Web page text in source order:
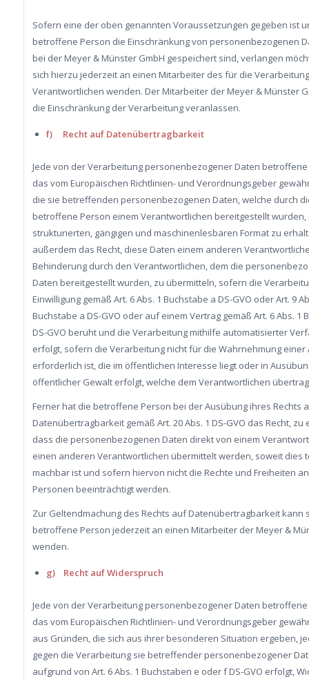
Sofern eine der oben genannten Voraussetzungen gegeben ist
betroffene Person die Einschränkung von personenbezogenen
bei der Meyer & Münster GmbH gespeichert sind, verlangen
sich hierzu jederzeit an einen Mitarbeiter des für die Verarbeitung
Verantwortlichen wenden. Der Mitarbeiter der Meyer & Münster
die Einschränkung der Verarbeitung veranlassen.
f) Recht auf Datenübertragbarkeit
Jede von der Verarbeitung personenbezogener Daten
das vom Europäischen Richtlinien- und Verordnungsgeber
die sie betreffenden personenbezogenen Daten, welche durch
betroffene Person einem Verantwortlichen bereitgestellt wurden,
strukturierten, gängigen und maschinenlesbaren Format zu
außerdem das Recht, diese Daten einem anderen
Behinderung durch den Verantwortlichen, dem die
Daten bereitgestellt wurden, zu übermitteln, sofern die
Einwilligung gemäß Art. 6 Abs. 1 Buchstabe a DS-GVO oder Art. 9
Buchstabe a DS-GVO oder auf einem Vertrag gemäß Art. 6 Abs. 1
DS-GVO beruht und die Verarbeitung mithilfe automatisierter
erfolgt, sofern die Verarbeitung nicht für die Wahrnehmung einer
erforderlich ist, die im öffentlichen Interesse liegt oder in
öffentlicher Gewalt erfolgt, welche dem Verantwortlichen
Ferner hat die betroffene Person bei der Ausübung ihres Rechts
Datenübertragbarkeit gemäß Art. 20 Abs. 1 DS-GVO das Recht, zu
dass die personenbezogenen Daten direkt von einem
einen anderen Verantwortlichen übermittelt werden, soweit dies
machbar ist und sofern hiervon nicht die Rechte und Freiheiten
Personen beeinträchtigt werden.
Zur Geltendmachung des Rechts auf Datenübertragbarkeit kann
betroffene Person jederzeit an einen Mitarbeiter der Meyer &
wenden.
g) Recht auf Widerspruch
Jede von der Verarbeitung personenbezogener Daten
das vom Europäischen Richtlinien- und Verordnungsgeber
aus Gründen, die sich aus ihrer besonderen Situation ergeben,
gegen die Verarbeitung sie betreffender personenbezogener
aufgrund von Art. 6 Abs. 1 Buchstaben e oder f DS-GVO erfolgt,